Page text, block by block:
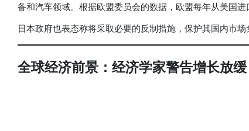
备和汽车领域。根据欧盟委员会的数据，欧盟每年从美国
日本政府也表态称将采取必要的反制措施，保护其国内市场
全球经济前景：经济学家警告增长放缓